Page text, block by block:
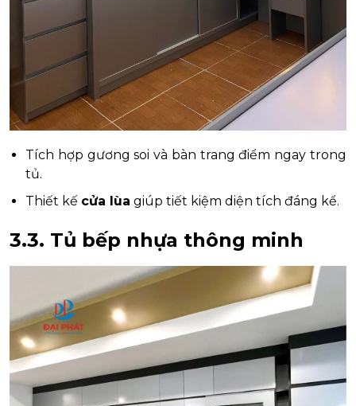
Tích hợp gương soi và bàn trang điểm ngay trong
tủ.
Thiết kế cửa lùa giúp tiết kiệm diện tích đáng kể.
3.3. Tủ bếp nhựa thông minh